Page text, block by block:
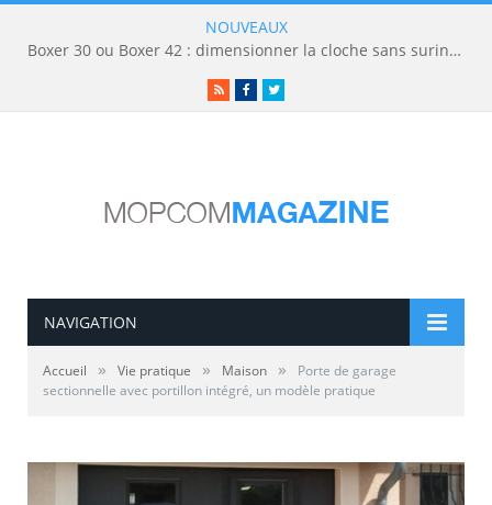
NOUVEAUX
Boxer 30 ou Boxer 42 : dimensionner la cloche sans surinvestir
RSSFacebookTwitter
NAVIGATION
Accueil » Vie pratique » Maison »
Porte de garage
sectionnelle avec portillon intégré, un modèle pratique